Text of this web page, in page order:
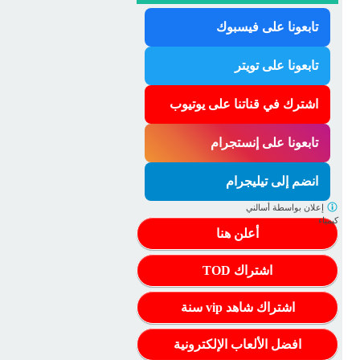
تابعونا على فيسبوك
تابعونا على تويتر
اشترك في قناتنا على يوتيوب
تابعونا على إنستجرام
انضم إلى تيليجرام
أعلن هنا
اشتراك TOD
اشتراك شاهد vip سنة
افضل الألعاب الإلكترونية
إعلان بواسطة أسالني
كيمياء